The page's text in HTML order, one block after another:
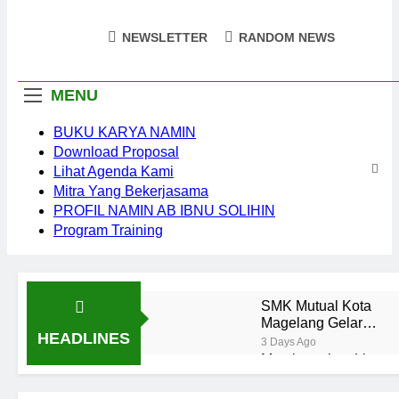
Namin AB Ibnu Solihin
NEWSLETTER RANDOM NEWS
MENU
BUKU KARYA NAMIN
Download Proposal
Lihat Agenda Kami
Mitra Yang Bekerjasama
PROFIL NAMIN AB IBNU SOLIHIN
Program Training
HEADLINES
SMK Mutual Kota
Magelang Gelar
Training “Creative
Teacher” Bersama
Namin AB Ibnu
3 Days Ago
Membesarkan Lima
Anak Tanpa Gadget